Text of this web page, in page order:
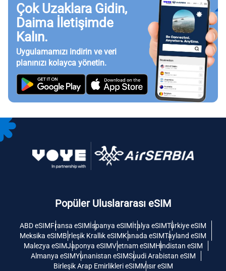
Çok Uzaklara Gidin,
Daima İletişimde
Kalın.
Uygulamamızı indirin ve veri
planınızı kolayca yönetin.
Popüler Uluslararası eSIM
ABD eSIMFransa eSIMİspanya eSIMİtalya eSIMTürkiye eSIM
Meksika eSIMBirleşik Krallık eSIMKanada eSIMTayland eSIM
Malezya eSIMJaponya eSIMVietnam eSIMHindistan eSIM
Almanya eSIMYunanistan eSIMSuudi Arabistan eSIM
Birleşik Arap Emirlikleri eSIMMısır eSIM